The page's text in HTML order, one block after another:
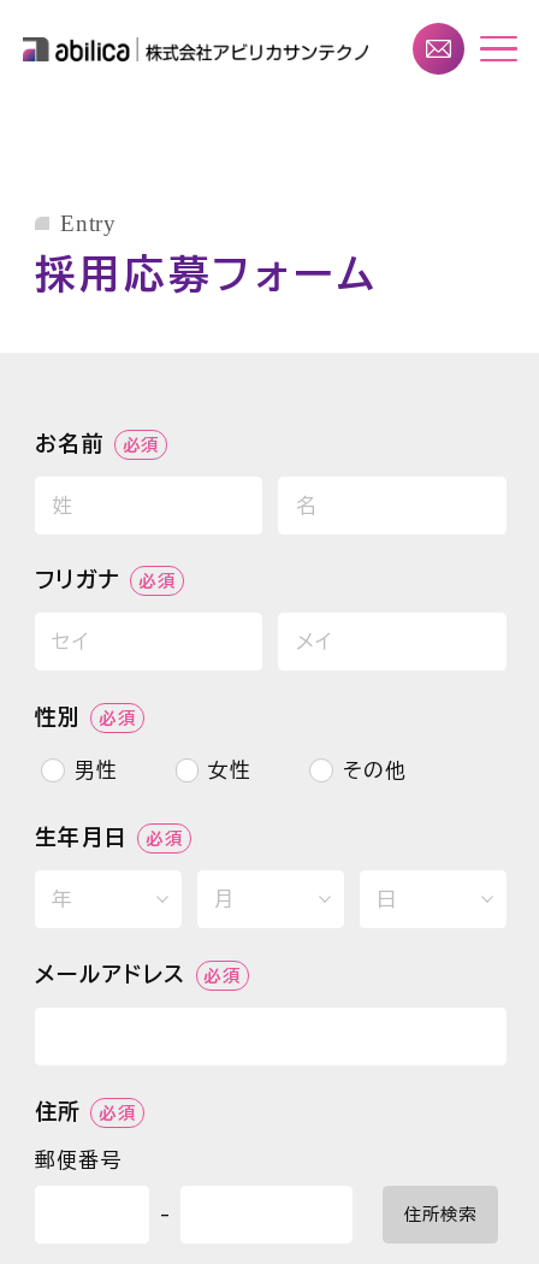
Entry
採用応募フォーム
お名前 必須
フリガナ 必須
性別 必須
男性 女性 その他
生年月日 必須
メールアドレス 必須
住所 必須
郵便番号
- 住所検索